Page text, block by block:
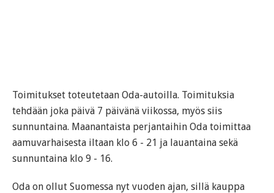
Toimitukset toteutetaan Oda-autoilla. Toimituksia
tehdään joka päivä 7 päivänä viikossa, myös siis
sunnuntaina. Maanantaista perjantaihin Oda toimittaa
aamuvarhaisesta iltaan klo 6 - 21 ja lauantaina sekä
sunnuntaina klo 9 - 16.
Oda on ollut Suomessa nyt vuoden ajan, sillä kauppa